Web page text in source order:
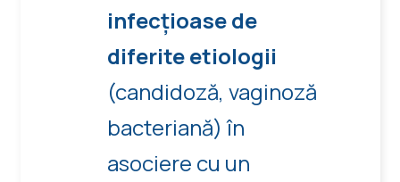
infecțioase de
diferite etiologii
(candidoză, vaginoză
bacteriană) în
asociere cu un